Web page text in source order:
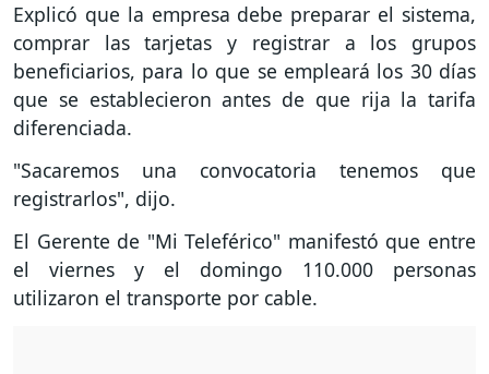
Explicó que la empresa debe preparar el sistema,
comprar las tarjetas y registrar a los grupos
beneficiarios, para lo que se empleará los 30 días
que se establecieron antes de que rija la tarifa
diferenciada.
"Sacaremos una convocatoria tenemos que
registrarlos", dijo.
El Gerente de "Mi Teleférico" manifestó que entre
el viernes y el domingo 110.000 personas
utilizaron el transporte por cable.